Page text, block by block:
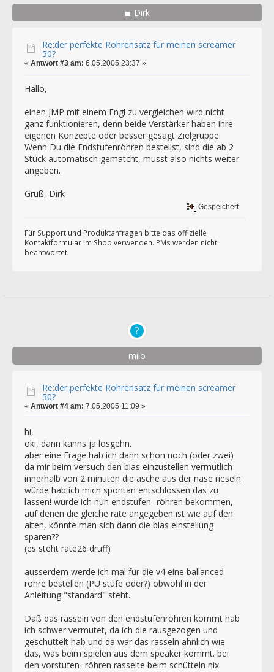
Dirk
Re:der perfekte Röhrensatz für meinen screamer
50?
« Antwort #3 am: 6.05.2005 23:37 »
Hallo,
einen JMP mit einem Engl zu vergleichen wird nicht
ganz funktionieren, denn beide Verstärker haben ihre
eigenen Konzepte oder besser gesagt Zielgruppe.
Wenn Du die Endstufenröhren bestellst, sind die ab 2
Stück automatisch gematcht, musst also nichts weiter
angeben.
Gruß, Dirk
Gespeichert
Für Support und Produktanfragen bitte das offizielle
Kontaktformular im Shop verwenden. PMs werden nicht
beantwortet.
milo
Re:der perfekte Röhrensatz für meinen screamer
50?
« Antwort #4 am: 7.05.2005 11:09 »
hi,
oki, dann kanns ja losgehn.
aber eine Frage hab ich dann schon noch (oder zwei)
da mir beim versuch den bias einzustellen vermutlich
innerhalb von 2 minuten die asche aus der nase rieseln
würde hab ich mich spontan entschlossen das zu
lassen! würde ich nun endstufen- röhren bekommen,
auf denen die gleiche rate angegeben ist wie auf den
alten, könnte man sich dann die bias einstellung
sparen??
(es steht rate26 druff)
ausserdem werde ich mal für die v4 eine ballanced
röhre bestellen (PU stufe oder?) obwohl in der
Anleitung "standard" steht.
Daß das rasseln von den endstufenröhren kommt hab
ich schwer vermutet, da ich die rausgezogen und
geschüttelt hab und da war das rasseln ähnlich wie
das, was beim spielen aus dem speaker kommt. bei
den vorstufen- röhren rasselte beim schütteln nix.